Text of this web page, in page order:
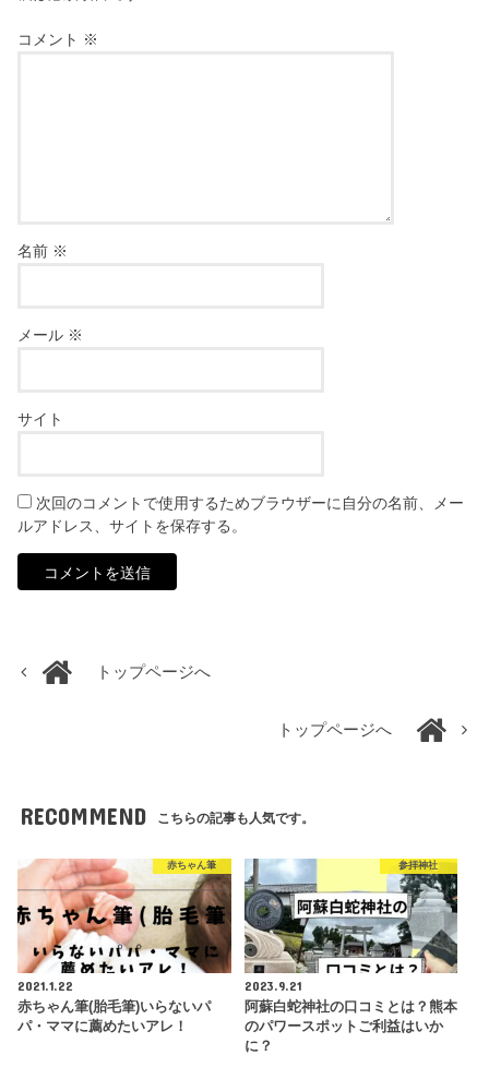
コメント ※
名前 ※
メール ※
サイト
次回のコメントで使用するためブラウザーに自分の名前、メー
ルアドレス、サイトを保存する。
トップページへ
トップページへ
RECOMMEND こちらの記事も人気です。
赤ちゃん筆
2021.1.22
赤ちゃん筆(胎毛筆)いらないパ
パ・ママに薦めたいアレ！
参拝神社
2023.9.21
阿蘇白蛇神社の口コミとは？熊本
のパワースポットご利益はいか
に？